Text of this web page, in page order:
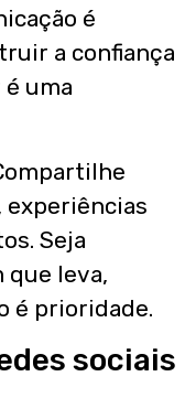
é
a confiança
uma
experiências
Seja
que leva,
é prioridade.
sociais